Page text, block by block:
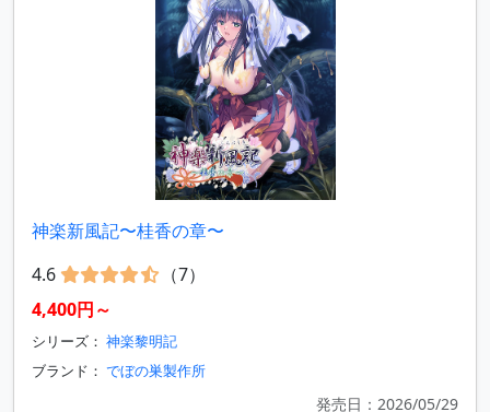
神楽新風記〜桂香の章〜
4.6
（7）
4,400円～
シリーズ： 神楽黎明記
ブランド： でぼの巣製作所
発売日：2026/05/29